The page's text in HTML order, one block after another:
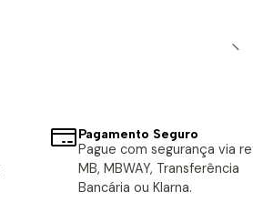
Pagamento Seguro
Pague com segurança via
MB, MBWAY, Transferência
Bancária ou Klarna.